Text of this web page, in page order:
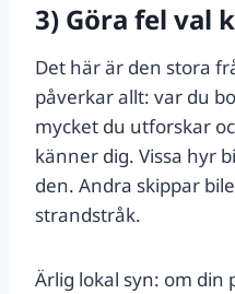
3) Göra fel val
Det här är den stora
påverkar allt: var du
mycket du utforskar
känner dig. Vissa hyr
den. Andra skippar
strandstråk.
Ärlig lokal syn: om din